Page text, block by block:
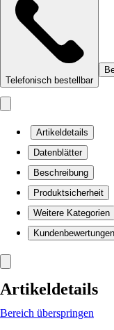
Telefonisch bestellbar
Artikeldetails
Datenblätter
Beschreibung
Produktsicherheit
Weitere Kategorien
Kundenbewertungen
Artikeldetails
Bereich überspringen